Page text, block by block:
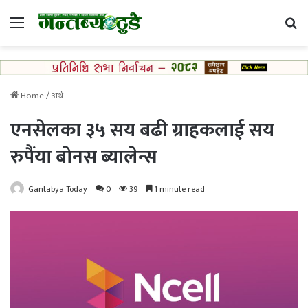
Menu
Home/अर्थ
एनसेलका ३५ सय बढी ग्राहकलाई सय
रुपैंया बोनस ब्यालेन्स
Gantabya Today 0 39 1 minute read